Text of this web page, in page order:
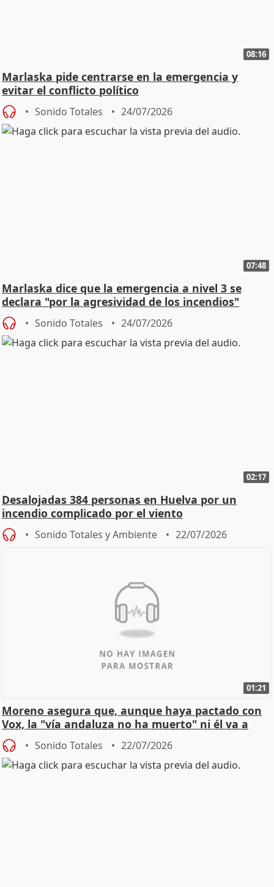
08:16
Marlaska pide centrarse en la emergencia y
evitar el conflicto político
Sonido Totales 24/07/2026
07:48
Marlaska dice que la emergencia a nivel 3 se
declara "por la agresividad de los incendios"
Sonido Totales 24/07/2026
02:17
Desalojadas 384 personas en Huelva por un
incendio complicado por el viento
Sonido Totales y Ambiente 22/07/2026
01:21
Moreno asegura que, aunque haya pactado con
Vox, la "vía andaluza no ha muerto" ni él va a
"cambiar"
Sonido Totales 22/07/2026